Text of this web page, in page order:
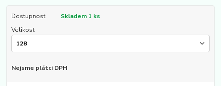
Dostupnost
Skladem 1 ks
Velikost
Nejsme plátci DPH